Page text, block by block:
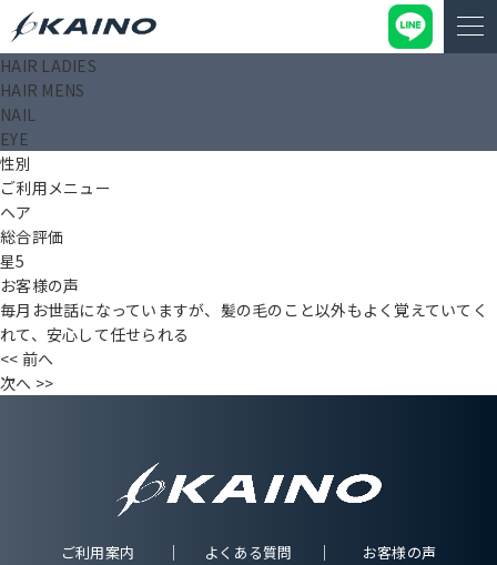
HAIR LADIES
HAIR MENS
NAIL
EYE
匿名
投稿日： 2025.09.19
タイトル（〇〇様）
年齢
性別
ご利用メニュー
ヘア
総合評価
星5
お客様の声
毎月お世話になっていますが、髪の毛のこと以外もよく覚えていてく
れて、安心して任せられる
<< 前へ
次へ >>
ご利用案内 よくある質問 お客様の声